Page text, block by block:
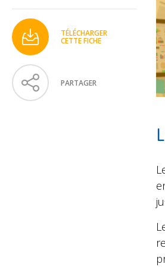
TÉLÉCHARGER
CETTE FICHE
PARTAGER